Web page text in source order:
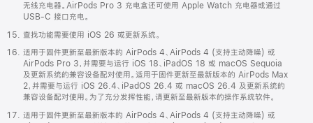
无线充电器。AirPods Pro 3 充电盒还可使用 Apple Watch 充电器或通过
USB-C 接口充电。
查找功能需要使用 iOS 26 或更新系统。
适用于固件更新至最新版本的 AirPods 4、AirPods 4 (支持主动降噪) 或
AirPods Pro 3，并需要与运行 iOS 18、iPadOS 18 或 macOS Sequoia
及更新系统的兼容设备配对使用。适用于固件更新至最新版本的 AirPods Max
2，并需要与运行 iOS 26.4、iPadOS 26.4 或 macOS 26.4 及更新系统的
兼容设备配对使用。为了充分发挥性能，请更新至最新版本的操作系统软件。
适用于固件更新至最新版本的 AirPods 4、AirPods 4 (支持主动降噪) 或